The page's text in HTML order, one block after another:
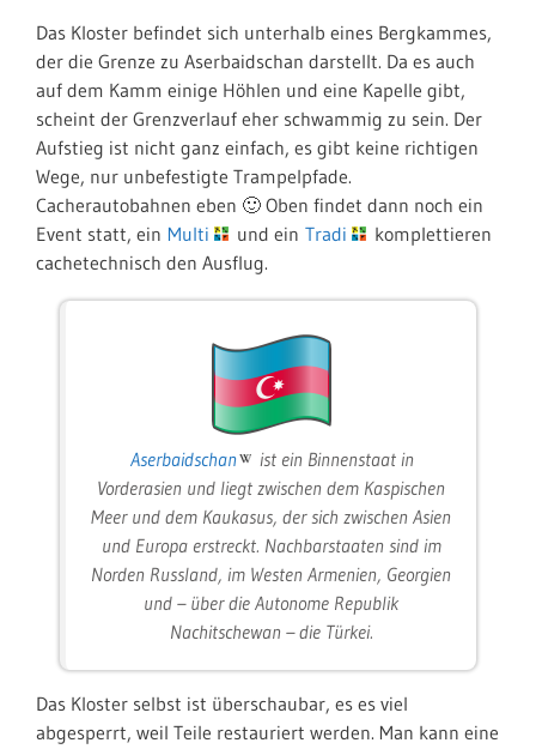
Das Kloster befindet sich unterhalb eines Bergkammes,
der die Grenze zu Aserbaidschan darstellt. Da es auch
auf dem Kamm einige Höhlen und eine Kapelle gibt,
scheint der Grenzverlauf eher schwammig zu sein. Der
Aufstieg ist nicht ganz einfach, es gibt keine richtigen
Wege, nur unbefestigte Trampelpfade.
Cacherautobahnen eben 🙂 Oben findet dann noch ein
Event statt, ein Multi und ein Tradi
komplettieren
cachetechnisch den Ausflug.
Aserbaidschan
ist ein Binnenstaat in
Vorderasien und liegt zwischen dem Kaspischen
Meer und dem Kaukasus, der sich zwischen Asien
und Europa erstreckt. Nachbarstaaten sind im
Norden Russland, im Westen Armenien, Georgien
und – über die Autonome Republik
Nachitschewan – die Türkei.
Das Kloster selbst ist überschaubar, es es viel
abgesperrt, weil Teile restauriert werden. Man kann eine